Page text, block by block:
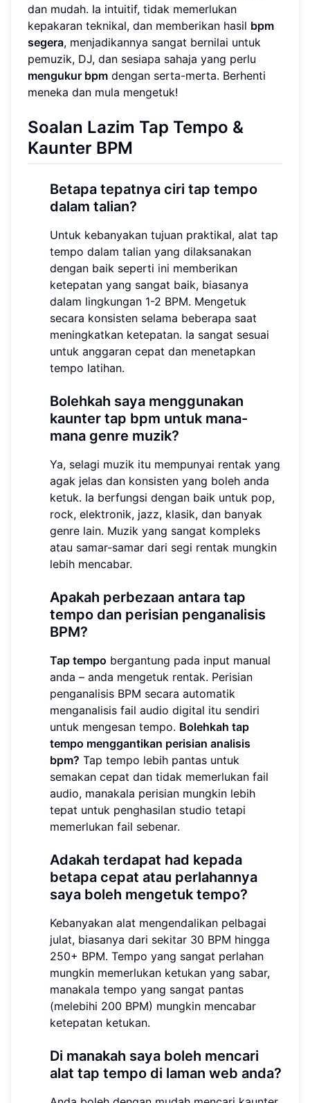
dan mudah. Ia intuitif, tidak memerlukan
kepakaran teknikal, dan memberikan hasil bpm
segera, menjadikannya sangat bernilai untuk
pemuzik, DJ, dan sesiapa sahaja yang perlu
mengukur bpm dengan serta-merta. Berhenti
meneka dan mula mengetuk!
Soalan Lazim Tap Tempo &
Kaunter BPM
Betapa tepatnya ciri tap tempo
dalam talian?
Untuk kebanyakan tujuan praktikal, alat tap
tempo dalam talian yang dilaksanakan
dengan baik seperti ini memberikan
ketepatan yang sangat baik, biasanya
dalam lingkungan 1-2 BPM. Mengetuk
secara konsisten selama beberapa saat
meningkatkan ketepatan. Ia sangat sesuai
untuk anggaran cepat dan menetapkan
tempo latihan.
Bolehkah saya menggunakan
kaunter tap bpm untuk mana-
mana genre muzik?
Ya, selagi muzik itu mempunyai rentak yang
agak jelas dan konsisten yang boleh anda
ketuk. Ia berfungsi dengan baik untuk pop,
rock, elektronik, jazz, klasik, dan banyak
genre lain. Muzik yang sangat kompleks
atau samar-samar dari segi rentak mungkin
lebih mencabar.
Apakah perbezaan antara tap
tempo dan perisian penganalisis
BPM?
Tap tempo bergantung pada input manual
anda – anda mengetuk rentak. Perisian
penganalisis BPM secara automatik
menganalisis fail audio digital itu sendiri
untuk mengesan tempo. Bolehkah tap
tempo menggantikan perisian analisis
bpm? Tap tempo lebih pantas untuk
semakan cepat dan tidak memerlukan fail
audio, manakala perisian mungkin lebih
tepat untuk penghasilan studio tetapi
memerlukan fail sebenar.
Adakah terdapat had kepada
betapa cepat atau perlahannya
saya boleh mengetuk tempo?
Kebanyakan alat mengendalikan pelbagai
julat, biasanya dari sekitar 30 BPM hingga
250+ BPM. Tempo yang sangat perlahan
mungkin memerlukan ketukan yang sabar,
manakala tempo yang sangat pantas
(melebihi 200 BPM) mungkin mencabar
ketepatan ketukan.
Di manakah saya boleh mencari
alat tap tempo di laman web anda?